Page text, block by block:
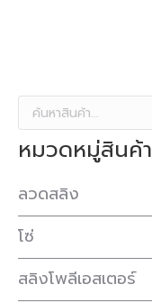
หมวดหมู่สินค้า
ลวดสลิง
โซ่
สลิงโพลีเอสเตอร์